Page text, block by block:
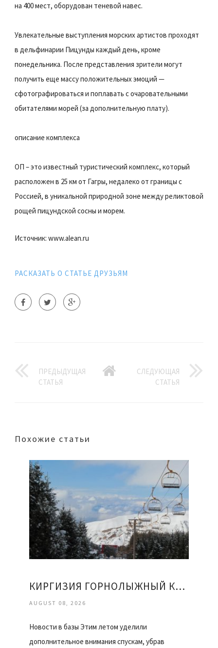
на 400 мест, оборудован теневой навес.
Увлекательные выступления морских артистов проходят
в дельфинарии Пицунды каждый день, кроме
понедельника. После представления зрители могут
получить еще массу положительных эмоций —
сфотографироваться и поплавать с очаровательными
обитателями морей (за дополнительную плату).
описание комплекса
ОП – это известный туристический комплекс, который
расположен в 25 км от Гагры, недалеко от границы с
Россией, в уникальной природной зоне между реликтовой
рощей пицундской сосны и морем.
Источник: www.alean.ru
РАСКАЗАТЬ О СТАТЬЕ ДРУЗЬЯМ
ПРЕДЫДУЩАЯ
СТАТЬЯ
СЛЕДУЮЩАЯ
СТАТЬЯ
Похожие статьи
КИРГИЗИЯ ГОРНОЛЫЖНЫЙ КУРОРТ КАРАКОЛ ОТЗЫВЫ
AUGUST 08, 2026
Новости в базы Этим летом уделили
дополнительное внимания спускам, убрав